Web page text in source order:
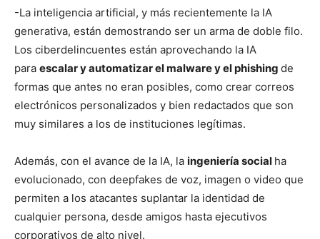
-La inteligencia artificial, y más recientemente la IA
generativa, están demostrando ser un arma de doble filo.
Los ciberdelincuentes están aprovechando la IA
para escalar y automatizar el malware y el phishing de
formas que antes no eran posibles, como crear correos
electrónicos personalizados y bien redactados que son
muy similares a los de instituciones legítimas.
Además, con el avance de la IA, la ingeniería social ha
evolucionado, con deepfakes de voz, imagen o video que
permiten a los atacantes suplantar la identidad de
cualquier persona, desde amigos hasta ejecutivos
corporativos de alto nivel.